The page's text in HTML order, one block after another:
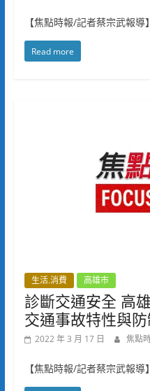
【焦點時報/記者蔡宗武報
Read more
生活.消費 高雄市
診斷交通安全 高
交通事故特性與
2022 年 3 月 17 日 焦點
【焦點時報/記者蔡宗武報